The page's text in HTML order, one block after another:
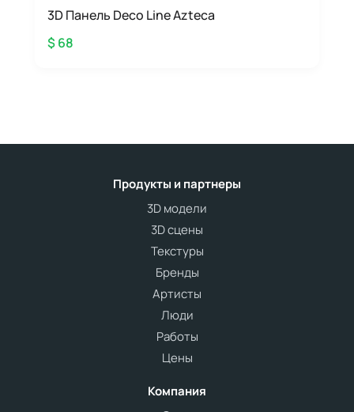
3D Панель Deco Line Azteca
$ 68
Продукты и партнеры
3D модели
3D сцены
Текстуры
Бренды
Артисты
Люди
Работы
Цены
Компания